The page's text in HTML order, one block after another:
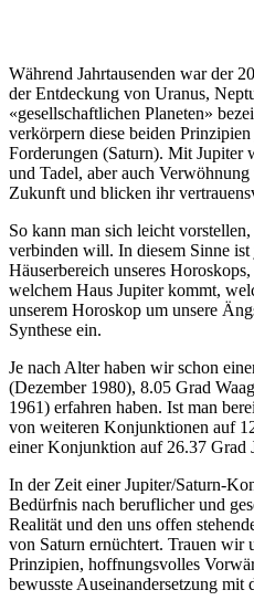
Während Jahrtausenden war der
der Entdeckung von Uranus,
«gesellschaftlichen Planeten»
verkörpern diese beiden
Forderungen (Saturn). Mit Jupiter
und Tadel, aber auch
Zukunft und blicken ihr
So kann man sich leicht
verbinden will. In diesem Sinne
Häuserbereich unseres
welchem Haus Jupiter kommt,
unserem Horoskop um unsere
Synthese ein.
Je nach Alter haben wir schon
(Dezember 1980), 8.05 Grad
1961) erfahren haben. Ist man
von weiteren Konjunktionen auf
einer Konjunktion auf 26.37 Grad
In der Zeit einer Jupiter/Saturn-
Bedürfnis nach beruflicher und
Realität und den uns offen
von Saturn ernüchtert. Trauen wir
Prinzipien, hoffnungsvolles
bewusste Auseinandersetzung mit